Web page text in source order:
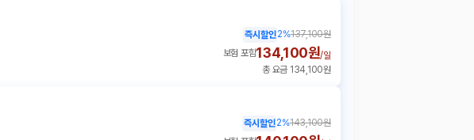
즉시할인2%137,100원
보험 포함134,100원/일
총 요금 134,100원
즉시할인2%143,100원